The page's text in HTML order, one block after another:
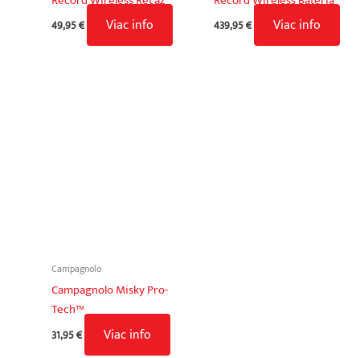
49,95€ Viac info 439,95€ Viac info
Campagnolo
Campagnolo Misky Pro-
Tech™
31,95€ Viac info